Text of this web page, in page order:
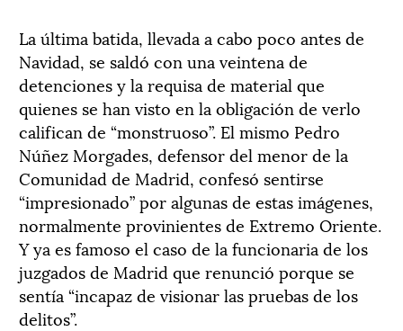
La última batida, llevada a cabo poco antes de
Navidad, se saldó con una veintena de
detenciones y la requisa de material que
quienes se han visto en la obligación de verlo
califican de “monstruoso”. El mismo Pedro
Núñez Morgades, defensor del menor de la
Comunidad de Madrid, confesó sentirse
“impresionado” por algunas de estas imágenes,
normalmente provinientes de Extremo Oriente.
Y ya es famoso el caso de la funcionaria de los
juzgados de Madrid que renunció porque se
sentía “incapaz de visionar las pruebas de los
delitos”.